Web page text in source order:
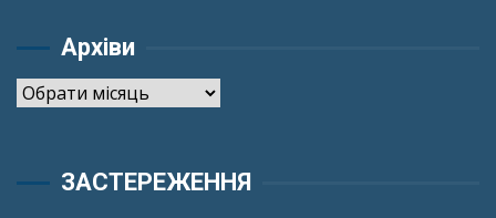
Архіви
Архіви
ЗАСТЕРЕЖЕННЯ